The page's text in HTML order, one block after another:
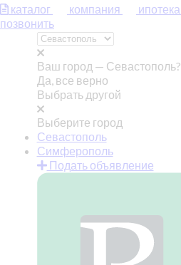
каталог компания ипотека
позвонить
Ваш город — Севастополь?
Да, все верно
Выбрать другой
Выберите город
Севастополь
Симферополь
Подать объявление